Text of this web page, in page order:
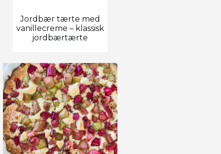
Jordbær tærte med
vanillecreme – klassisk
jordbærtærte